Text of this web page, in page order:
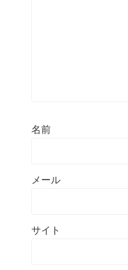
名前
メール
サイト